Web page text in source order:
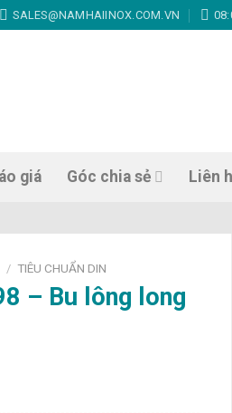
Tắc kê nở inox, Vít tự khoan inox,
SALES@NAMHAIINOX.COM.VN
giá Góc chia sẻ Liên
/ TIÊU CHUẨN DIN
– Bu lông long